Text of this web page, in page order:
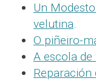
Un
velutina.
O piñeiro-
A escola
Reparación